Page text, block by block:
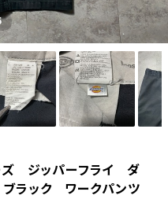
ズ ジッパーフライ ダ
ラック ワークパンツ